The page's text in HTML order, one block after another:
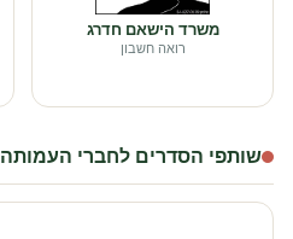
משרד הישאם חדרג
רואה חשבון
שותפי הסדרים לחברי העמותה